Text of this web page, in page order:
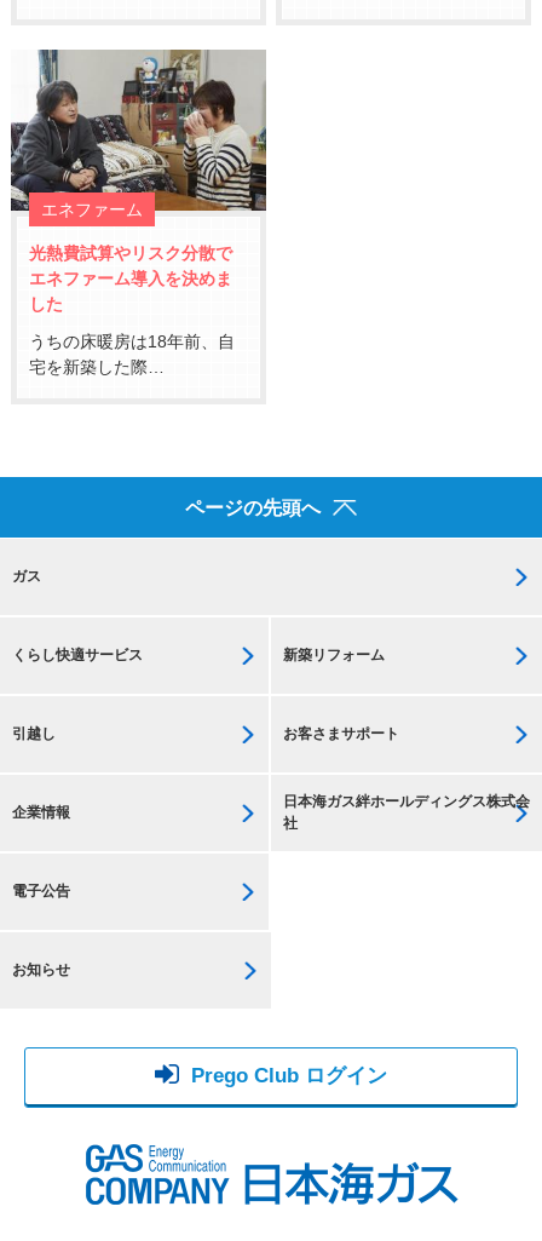
エネファーム
光熱費試算やリスク分散で
エネファーム導入を決めま
した
うちの床暖房は18年前、自
宅を新築した際…
ページの先頭へ
ガス
くらし快適サービス 新築リフォーム
引越し お客さまサポート
企業情報
日本海ガス絆ホールディングス株式会
社
電子公告
お知らせ
Prego Club ログイン